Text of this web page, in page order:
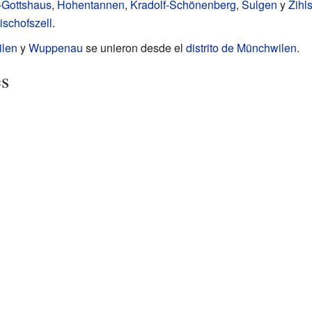
, Hohentannen, Kradolf-Schönenberg, Sulgen y
.
yWuppenau se unieron desde el distrito de Münchwilen.